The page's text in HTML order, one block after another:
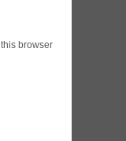
browser